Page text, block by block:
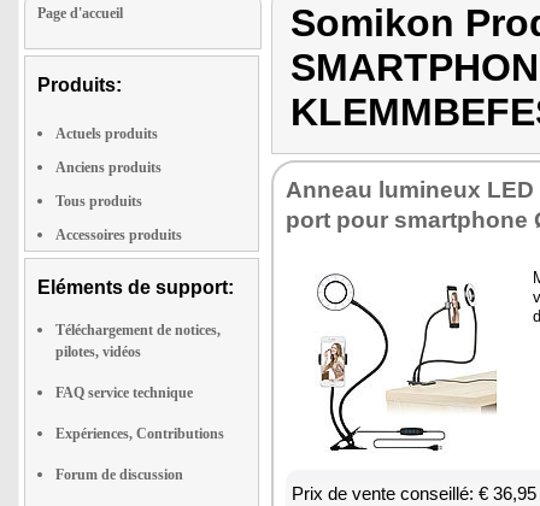
Page d'accueil
Produits:
Actuels produits
Anciens produits
Tous produits
Accessoires produits
Eléments de support:
Téléchargement de notices,
pilotes, vidéos
FAQ service technique
Expériences, Contributions
Forum de discussion
Somikon
Anneau lumi­neux
port pour smart­phone
Prix de vente conseillé: € 36,95